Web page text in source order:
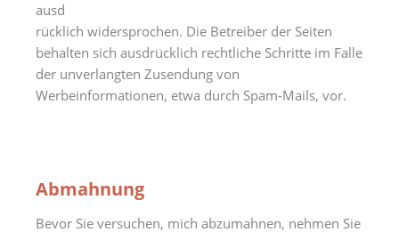
ausd
rücklich widersprochen. Die Betreiber der Seiten
behalten sich ausdrücklich rechtliche Schritte im Falle
der unverlangten Zusendung von
Werbeinformationen, etwa durch Spam-Mails, vor.
Abmahnung
Bevor Sie versuchen, mich abzumahnen, nehmen Sie